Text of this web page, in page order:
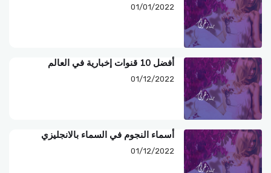
01/01/2022
أفضل 10 قنوات إخبارية في العالم
01/12/2022
أسماء النجوم في السماء بالانجليزي
01/12/2022